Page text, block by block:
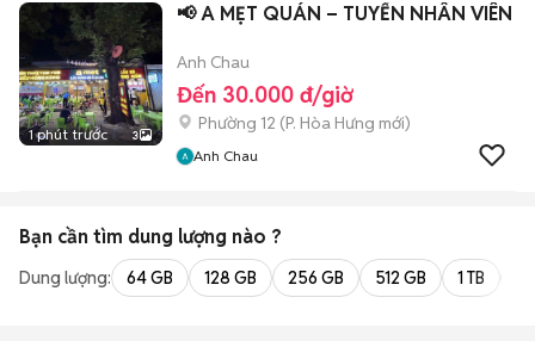
1 phút trước 3
📢 A MẸT QUÁN – TUYỂN NHÂN VIÊN
Anh Chau
Đến 30.000 đ/giờ
Phường 12 (P. Hòa Hưng mới)
Anh Chau
Bạn cần tìm dung lượng nào ?
Dung lượng: 64 GB 128 GB 256 GB 512 GB 1 TB